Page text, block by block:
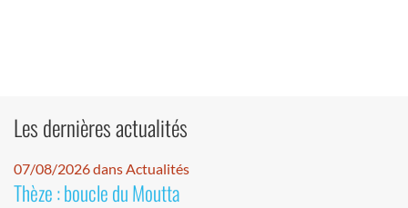
Les dernières actualités
07/08/2026 dans Actualités
Thèze : boucle du Moutta